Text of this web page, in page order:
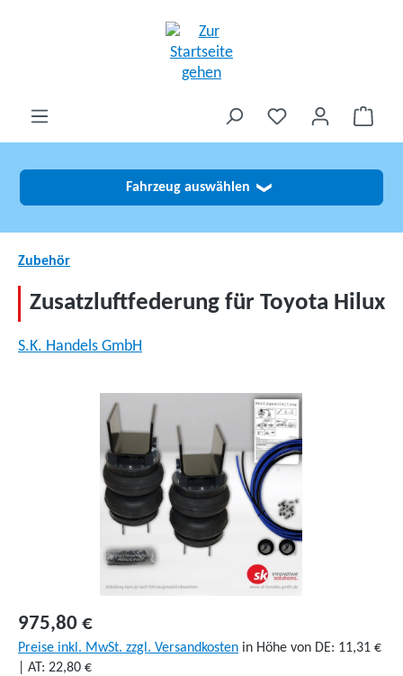
Fahrzeug auswählen ❯
Zubehör
Zusatzluftfederung für Toyota Hilux
S.K. Handels GmbH
Bildergalerie überspringen
975,80 €
Preise inkl. MwSt. zzgl. Versandkosten in Höhe von DE: 11,31 €
| AT: 22,80 €